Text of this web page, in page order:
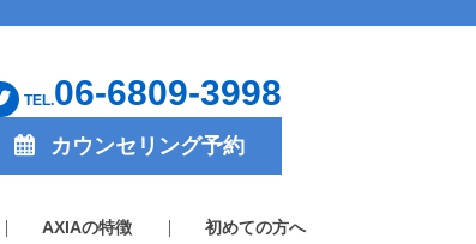
TEL.06-6809-3998
カウンセリング予約
AXIAの特徴 初めての方へ